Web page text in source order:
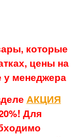
которые
цены на
у менеджера
АКЦИЯ
Для